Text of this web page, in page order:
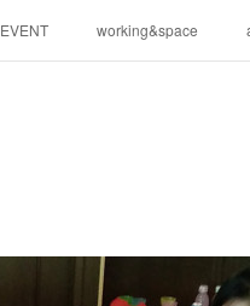
EVENT working&space